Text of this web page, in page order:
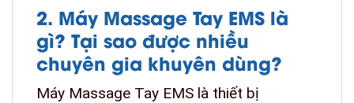
2. Máy Massage Tay EMS là
gì? Tại sao được nhiều
chuyên gia khuyên dùng?
Máy Massage Tay EMS là thiết bị